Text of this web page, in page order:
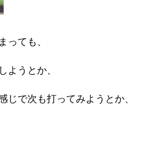
っても、
ようとか、
じで次も打ってみようとか、